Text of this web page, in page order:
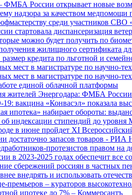
ФМБА России открывает новые
надзора за качеством
среди участников
стартовала диспансеризация
можно будет получить по
жилищного сертификата
кредита по льготной и
мест в магистратуре по научно-
мест в магистратуре по научно-
единой облачной платформы
Энергодара: ФМБА
вакцина «Конвасэл» показала
ипотека» набирает обороты:
об индексации стипендий до
в июне пройдет XI
достаточно запасов товаров - РИА
протезистов правом на
в 2023-2025 годах обеспечит все
сбережений россиян в частных
внедрять и использовать
– кураторов
ипотеке до 7% – Коммерсантъ